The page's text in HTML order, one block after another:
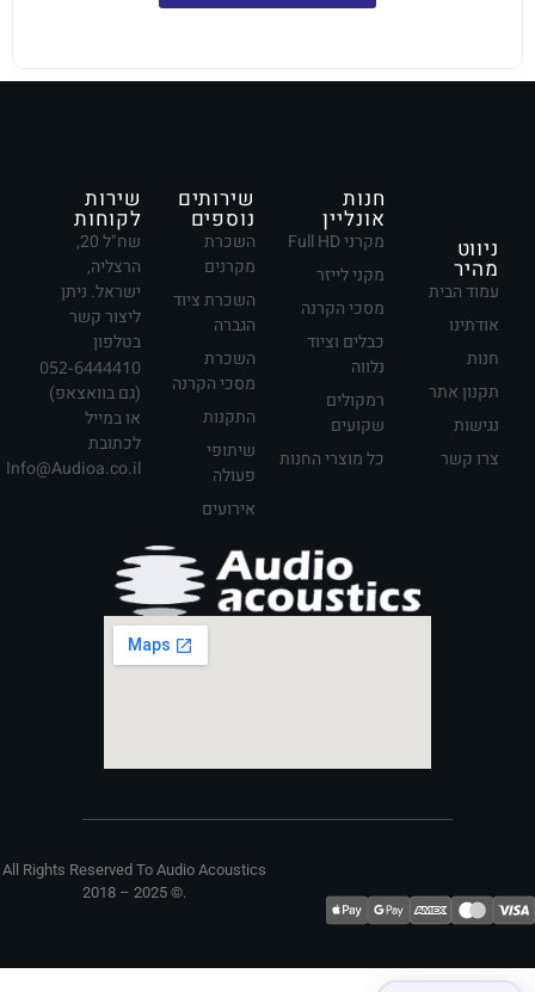
ניווט
מהיר
עמוד הבית
אודתינו
חנות
תקנון אתר
נגישות
צרו קשר
חנות
אונליין
מקרני Full HD
מקני לייזר
מסכי הקרנה
כבלים וציוד
נלווה
רמקולים
שקועים
כל מוצרי החנות
שירותים
נוספים
השכרת
מקרנים
השכרת ציוד
הגברה
השכרת
מסכי הקרנה
התקנות
שיתופי
פעולה
אירועים
שירות
לקוחות
שח"ל 20,
הרצליה,
ישראל. ניתן
ליצור קשר
בטלפון
052-6444410
(גם בוואצאפ)
או במייל
לכתובת
Info@Audioa.co.il
All Rights Reserved To Audio Acoustics
2018 – 2025 ©. ​